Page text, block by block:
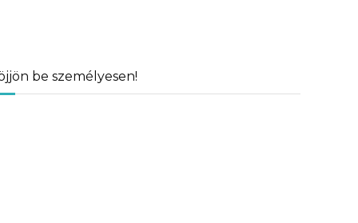
be személyesen!